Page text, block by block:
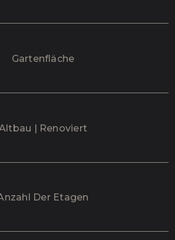
Gartenfläche
| Renoviert
Der Etagen